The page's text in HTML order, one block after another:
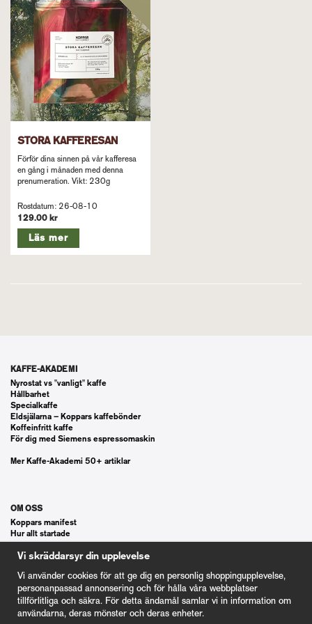
komma. Med en lång och mjuk eftersmak av toffee och
tropiska frukter skapar Elkin ren och skär kaffemagi.
Simsalabim! Vikt: 230g
STORA KAFFERESAN
Förför dina sinnen på vår kafferesa
en gång i månaden med denna
prenumeration. Vikt: 230g
Rostdatum: 26-08-10
129.00 kr
Läs mer
KAFFE-AKADEMI
Nyrostat vs "vanligt" kaffe
Hållbarhet
Specialkaffe
Eldsjälarna – Koppars kaffebönder
Koffeinfritt kaffe
För dig med Siemens espressomaskin
Mer Kaffe-Akademi 50+ artiklar
OM OSS
Koppars manifest
Hur allt startade
Våra gästspel
Kontakt
Cookie Inställningar
Vi skräddarsyr din upplevelse
Vi använder cookies för att ge dig en personlig shoppingupplevelse,
personanpassad annonsering och för hålla våra webbplatser
tillförlitliga och säkra. För detta ändamål samlar vi in information om
användarna, deras mönster och deras enheter.